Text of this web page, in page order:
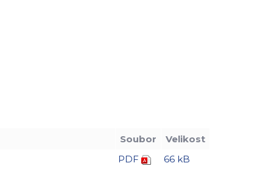
Soubor
Velikost
PDF 66 kB